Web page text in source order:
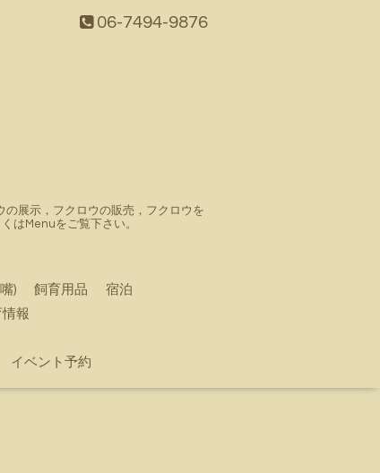
06-7494-9876
の展示，フクロウの販売，フクロウを
はMenuをご覧下さい。
) 飼育用品
宿泊
報
イベント予約